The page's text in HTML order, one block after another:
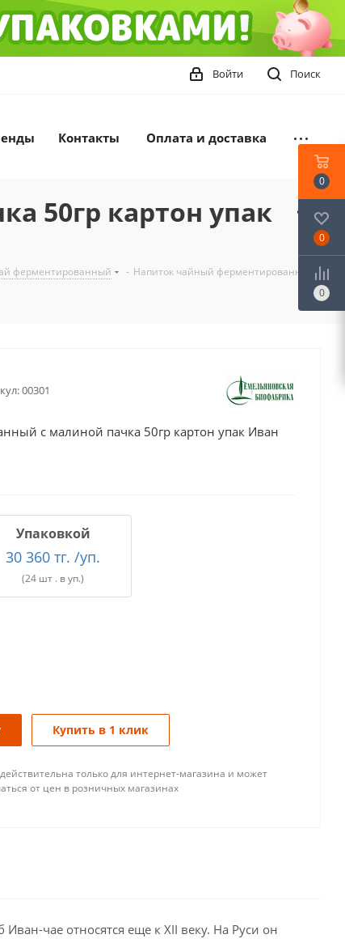
Поиск
Войти
Контакты Оплата и доставка
50гр картон упак
ферментированный - Напиток чайный ферментированный
00301
с малиной пачка 50гр картон упак Иван
Упаковкой
30 360 тг. /уп.
(24 шт . в уп.)
Купить в 1 клик
только для интернет-магазина и может
от цен в розничных магазинах
чае относятся еще к ХII веку. На Руси он
0
0
0